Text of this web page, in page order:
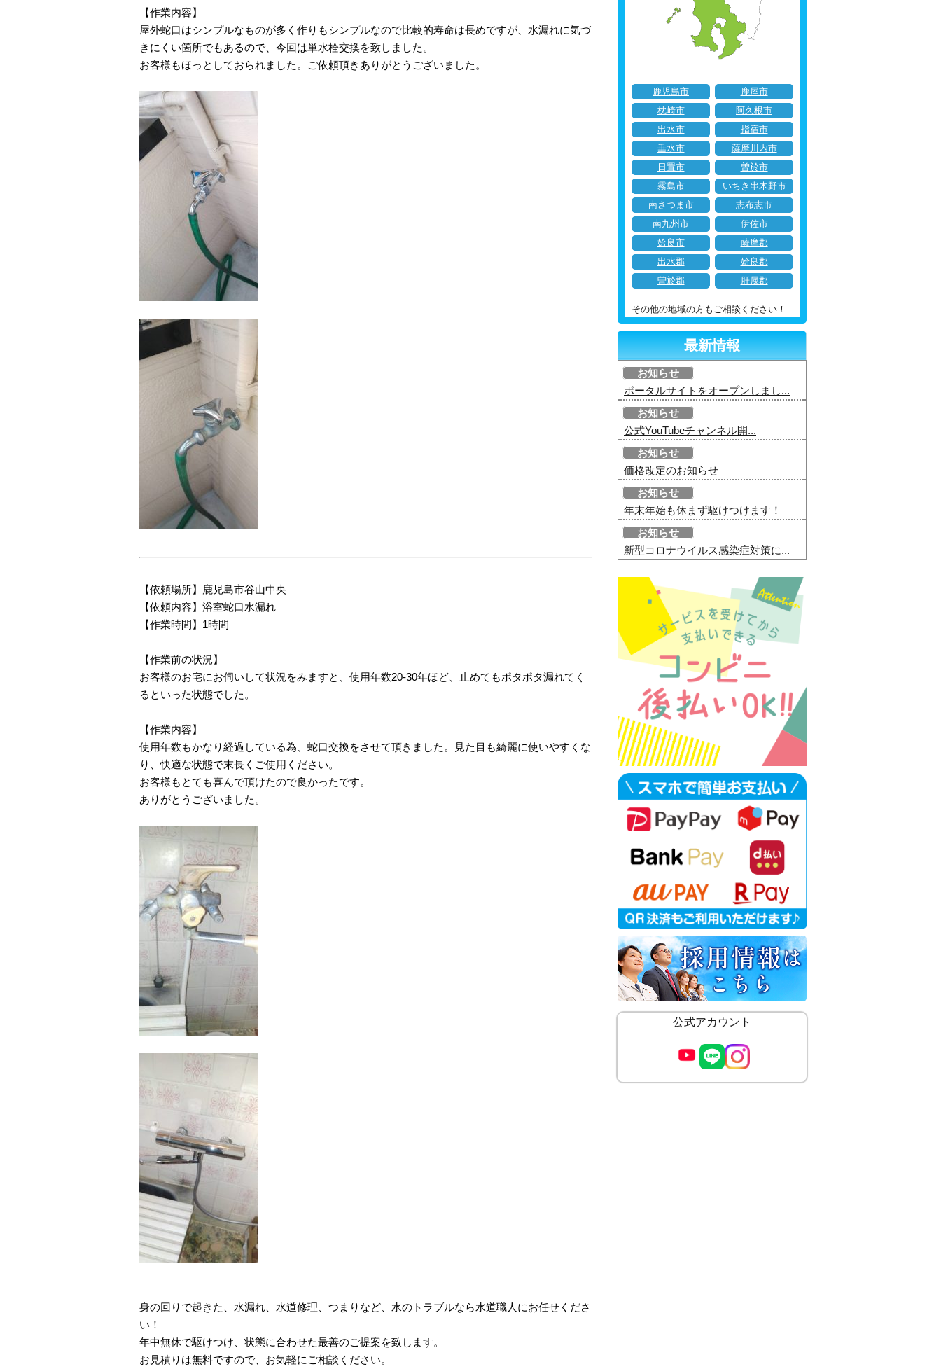
【作業内容】
屋外蛇口はシンプルなものが多く作りもシンプルなので比較的寿命は長めですが、水漏れに気づ
きにくい箇所でもあるので、今回は単水栓交換を致しました。
お客様もほっとしておられました。ご依頼頂きありがとうございました。
【依頼場所】鹿児島市谷山中央
【依頼内容】浴室蛇口水漏れ
【作業時間】1時間
【作業前の状況】
お客様のお宅にお伺いして状況をみますと、使用年数20-30年ほど、止めてもポタポタ漏れてく
るといった状態でした。
【作業内容】
使用年数もかなり経過している為、蛇口交換をさせて頂きました。見た目も綺麗に使いやすくな
り、快適な状態で末長くご使用ください。
お客様もとても喜んで頂けたので良かったです。
ありがとうございました。
身の回りで起きた、水漏れ、水道修理、つまりなど、水のトラブルなら水道職人にお任せくださ
い！
年中無休で駆けつけ、状態に合わせた最善のご提案を致します。
お見積りは無料ですので、お気軽にご相談ください。
鹿児島市
鹿屋市
枕崎市
阿久根市
出水市
指宿市
垂水市
薩摩川内市
日置市
曽於市
霧島市
いちき串木野市
南さつま市
志布志市
南九州市
伊佐市
姶良市
薩摩郡
出水郡
姶良郡
曽於郡
肝属郡
その他の地域の方もご相談ください！
最新情報
お知らせ
ポータルサイトをオープンしまし...
お知らせ
公式YouTubeチャンネル開...
お知らせ
価格改定のお知らせ
お知らせ
年末年始も休まず駆けつけます！
お知らせ
新型コロナウイルス感染症対策に...
公式アカウント